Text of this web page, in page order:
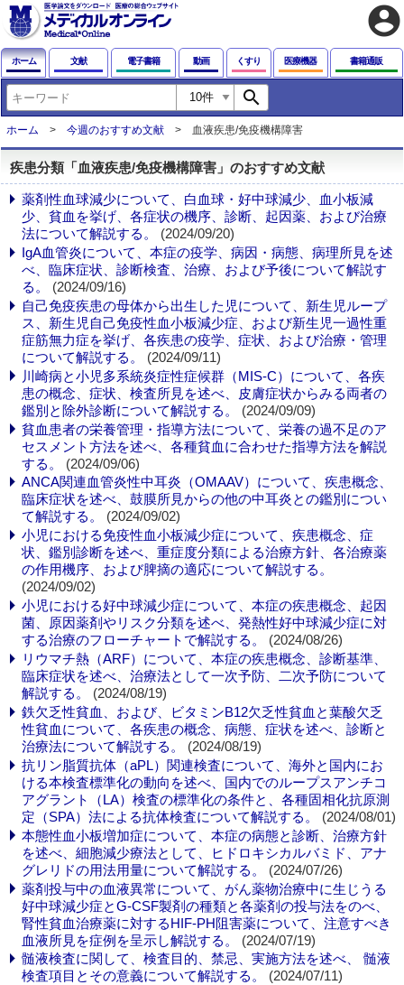
account_circle
ホーム 文献 電子書籍 動画 くすり 医療機器 書籍通販
search
ホーム 今週のおすすめ文献 血液疾患/免疫機構障害
疾患分類「血液疾患/免疫機構障害」のおすすめ文献
薬剤性血球減少について、白血球・好中球減少、血小板減
少、貧血を挙げ、各症状の機序、診断、起因薬、および治療
法について解説する。
(2024/09/20)
IgA血管炎について、本症の疫学、病因・病態、病理所見を述
べ、臨床症状、診断検査、治療、および予後について解説す
る。
(2024/09/16)
自己免疫疾患の母体から出生した児について、新生児ループ
ス、新生児自己免疫性血小板減少症、および新生児一過性重
症筋無力症を挙げ、各疾患の疫学、症状、および治療・管理
について解説する。
(2024/09/11)
川崎病と小児多系統炎症性症候群（MIS-C）について、各疾
患の概念、症状、検査所見を述べ、皮膚症状からみる両者の
鑑別と除外診断について解説する。
(2024/09/09)
貧血患者の栄養管理・指導方法について、栄養の過不足のア
セスメント方法を述べ、各種貧血に合わせた指導方法を解説
する。
(2024/09/06)
ANCA関連血管炎性中耳炎（OMAAV）について、疾患概念、
臨床症状を述べ、鼓膜所見からの他の中耳炎との鑑別につい
て解説する。
(2024/09/02)
小児における免疫性血小板減少症について、疾患概念、症
状、鑑別診断を述べ、重症度分類による治療方針、各治療薬
の作用機序、および脾摘の適応について解説する。
(2024/09/02)
小児における好中球減少症について、本症の疾患概念、起因
菌、原因薬剤やリスク分類を述べ、発熱性好中球減少症に対
する治療のフローチャートで解説する。
(2024/08/26)
リウマチ熱（ARF）について、本症の疾患概念、診断基準、
臨床症状を述べ、治療法として一次予防、二次予防について
解説する。
(2024/08/19)
鉄欠乏性貧血、および、ビタミンB12欠乏性貧血と葉酸欠乏
性貧血について、各疾患の概念、病態、症状を述べ、診断と
治療法について解説する。
(2024/08/19)
抗リン脂質抗体（aPL）関連検査について、海外と国内にお
ける本検査標準化の動向を述べ、国内でのループスアンチコ
アグラント（LA）検査の標準化の条件と、各種固相化抗原測
定（SPA）法による抗体検査について解説する。
(2024/08/01)
本態性血小板増加症について、本症の病態と診断、治療方針
を述べ、細胞減少療法として、ヒドロキシカルバミド、アナ
グレリドの用法用量について解説する。
(2024/07/26)
薬剤投与中の血液異常について、がん薬物治療中に生じうる
好中球減少症とG-CSF製剤の種類と各薬剤の投与法をのべ、
腎性貧血治療薬に対するHIF-PH阻害薬について、注意すべき
血液所見を症例を呈示し解説する。
(2024/07/19)
髄液検査に関して、検査目的、禁忌、実施方法を述べ、 髄液
検査項目とその意義について解説する。
(2024/07/11)